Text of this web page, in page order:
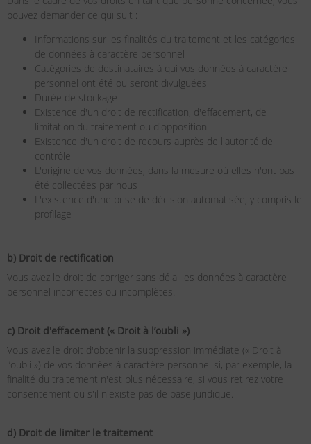
pouvez demander ce qui suit :
Informations sur les finalités du traitement et les catégories
de données à caractère personnel
Catégories de destinataires à qui vos données à caractère
personnel ont été ou seront divulguées
Durée de stockage
Existence d'un droit de rectification, d'effacement, de
limitation du traitement ou d'opposition
Existence d'un droit de recours auprès de l'autorité de
contrôle
L'origine de vos données, dans la mesure où elles n'ont pas
été collectées par nous
L'existence d'une prise de décision automatisée, y compris le
profilage
b) Droit de rectification
Vous avez le droit de corriger sans délai les données à caractère
personnel incorrectes ou incomplètes.
c) Droit d'effacement (« Droit à l’oubli »)
Vous avez le droit d'obtenir la suppression immédiate (« Droit à
l’oubli ») de vos données à caractère personnel si, par exemple, la
finalité du traitement n'est plus nécessaire, si vous retirez votre
consentement ou s'il n'existe pas de base juridique.
d) Droit de limiter le traitement